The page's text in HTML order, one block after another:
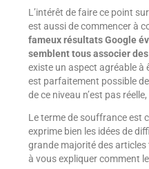
L’intérêt de faire ce point
est aussi de commencer à
fameux résultats Google
semblent tous associer
existe un aspect agréable à
est parfaitement possible
de ce niveau n’est pas
Le terme de souffrance est
exprime bien les idées de
grande majorité des
à vous expliquer comment